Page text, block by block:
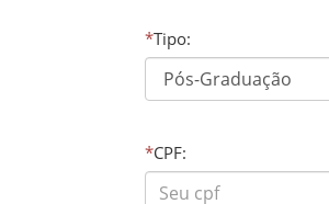
*Tipo:
*CPF: